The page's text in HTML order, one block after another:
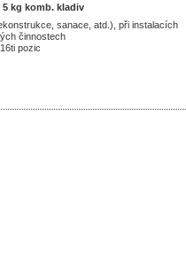
kg komb. kladiv
sanace, atd.), při instalacích
činnostech
pozic